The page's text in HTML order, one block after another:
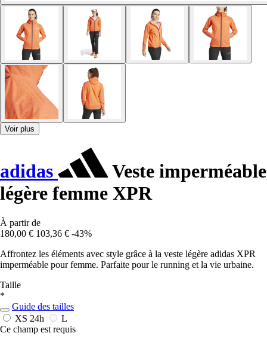
Voir plus
adidas
Veste imperméable
légère femme XPR
À partir de
180,00 € 103,36 € -43%
Affrontez les éléments avec style grâce à la veste légère adidas XPR
imperméable pour femme. Parfaite pour le running et la vie urbaine.
Taille
*
Guide des tailles
XS 24h
L
Ce champ est requis